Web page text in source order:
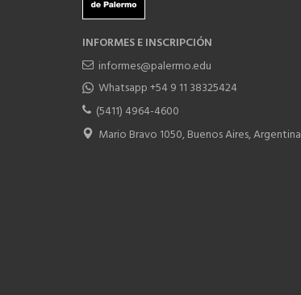
INFORMES E INSCRIPCIÓN
informes@palermo.edu
Whatsapp +54 9 11 38325424
(5411) 4964-4600
Mario Bravo 1050, Buenos Aires, Argentina